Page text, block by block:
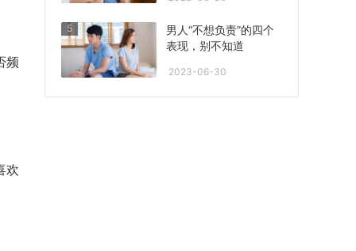
频
欢
5
男人“不想负责”的四个
表现，别不知道
2023-06-30